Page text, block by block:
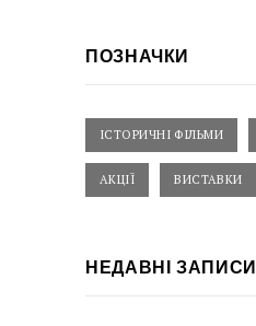
ПОЗНАЧКИ
ІСТОРИЧНІ ФІЛЬМИ
АКЦІЇ ВИСТАВКИ
НЕДАВНІ ЗАПИСИ